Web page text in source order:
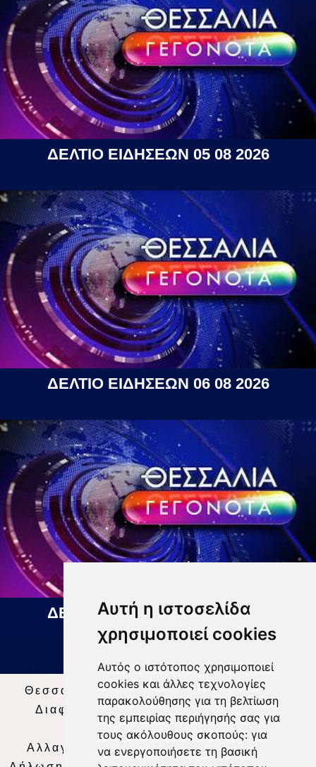
Αυτή η ιστοσελίδα
χρησιμοποιεί cookies
Αυτός ο ιστότοπος χρησιμοποιεί
cookies και άλλες τεχνολογίες
παρακολούθησης για τη βελτίωση
της εμπειρίας περιήγησής σας για
τους ακόλουθους σκοπούς: για
να ενεργοποιήσετε τη βασική
ΔΕΛΤΙΟ ΕΙΔΗΣΕΩΝ 05 08 2026
ΔΕΛΤΙΟ ΕΙΔΗΣΕΩΝ 06 08 2026
ΔΕΛΤΙΟ ΕΙΔΗΣΕΩΝ 07 08 2026
Θεσσαλία Τηλεόραση|SNG Services
Διαφήμιση | Όροι Χρήσης |Δήλωση
Απορρήτου |
Περιεχόμενο
Αλλαγή Προτιμήσεων για τα Cookies